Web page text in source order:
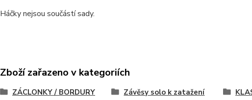
Háčky nejsou součástí sady.
Zboží zařazeno v kategoriích
ZÁCLONKY / BORDURY
Závěsy solo k zatažení